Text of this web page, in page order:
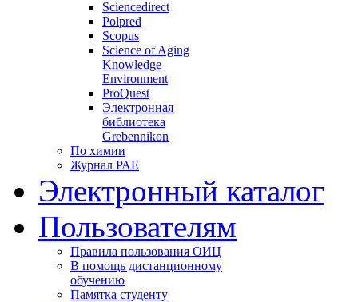
Sciencedirect
Polpred
Scopus
Science of Aging
Knowledge
Environment
ProQuest
Электронная
библиотека
Grebennikon
По химии
Журнал РАЕ
Электронный каталог
Пользователям
Правила пользования ОИЦ
В помощь дистанционному
обучению
Памятка студенту